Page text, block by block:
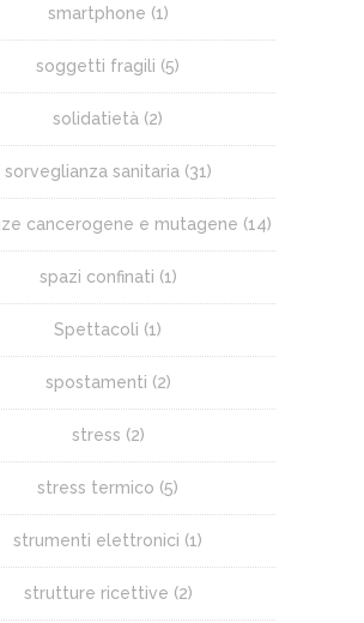
smartphone (1)
soggetti fragili (5)
solidatietà (2)
sorveglianza sanitaria (31)
cancerogene e mutagene (14)
spazi confinati (1)
Spettacoli (1)
spostamenti (2)
stress (2)
stress termico (5)
strumenti elettronici (1)
strutture ricettive (2)